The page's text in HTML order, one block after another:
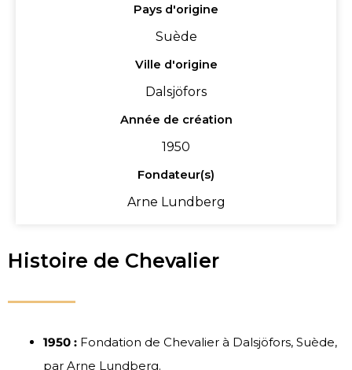
Pays d'origine
Suède
Ville d'origine
Dalsjöfors
Année de création
1950
Fondateur(s)
Arne Lundberg
Histoire de Chevalier
1950 : Fondation de Chevalier à Dalsjöfors, Suède,
par Arne Lundberg.